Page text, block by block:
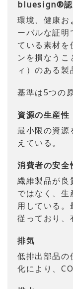
bluesign®認
環境、健康お
ーバルな証
ている素材を
ンを損なう
ィ）のある製
基準は5つの
資源の生産性
最小限の資源
えている。
消費者の安全
繊維製品が良
ではなく、生
用している。
従っており、
排気
低排出部品の
化により、